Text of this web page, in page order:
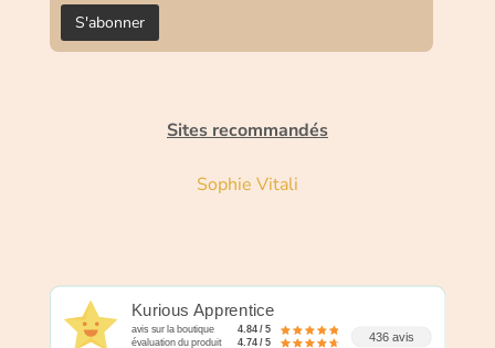
Sites recommandés
Sophie Vitali
Kurious Apprentice
avis sur la boutique
4.84 / 5
évaluation du produit
4.74 / 5 436 avis